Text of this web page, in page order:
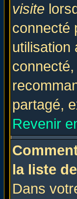
visite
connecté
utilisation
partagé,
Revenir
la liste
Dans